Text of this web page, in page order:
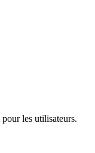
pour les utilisateurs.